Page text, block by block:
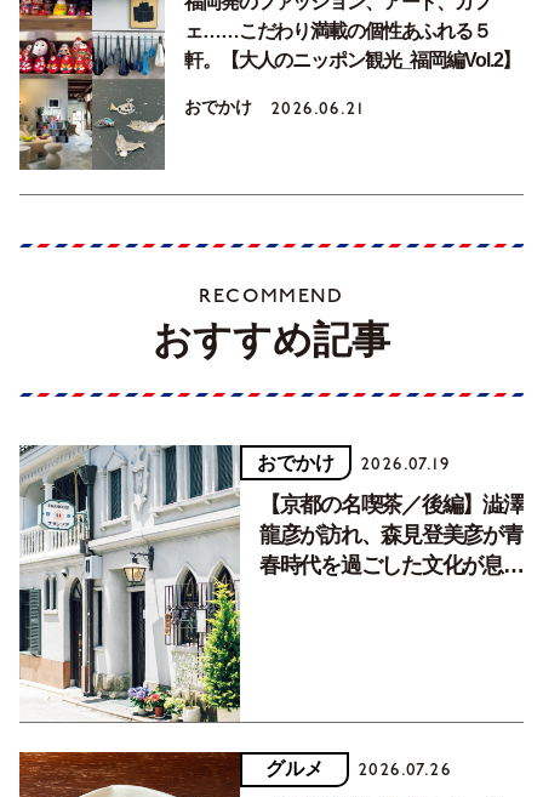
ェ……こだわり満載の個性あふれる５
軒。【大人のニッポン観光_福岡編Vol.2】
おでかけ 2026.06.21
RECOMMEND
おすすめ記事
おでかけ 2026.07.19
【京都の名喫茶／後編】澁澤
龍彦が訪れ、森見登美彦が青
春時代を過ごした文化が息づ
グルメ 2026.07.26